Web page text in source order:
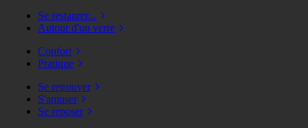
Se restaurer...
Autour d'un verre
Confort
Pratique
Se retrouver
S'amuser
Se reposer